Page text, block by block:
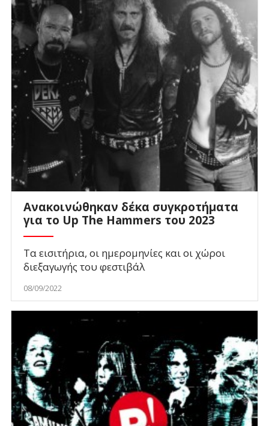
Ανακοινώθηκαν δέκα συγκροτήματα
για το Up The Hammers του 2023
Τα εισιτήρια, οι ημερομηνίες και οι χώροι
διεξαγωγής του φεστιβάλ
08/09/2022